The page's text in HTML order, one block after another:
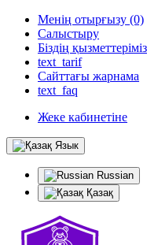
Менің отырғызу (0)
Салыстыру
Біздің қызметтеріміз
text_tarif
Сайттағы жарнама
text_faq
Жеке кабинетіне
Язык
Russian
Қазақ